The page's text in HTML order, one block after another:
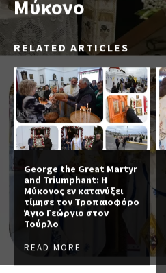
Μύκονο
RELATED ARTICLES
George the Great Martyr
and Triumphant: Η
Μύκονος εν κατανύξει
τίμησε τον Τροπαιοφόρο
Άγιο Γεώργιο στον
Τούρλο
READ MORE